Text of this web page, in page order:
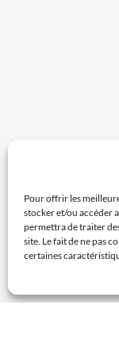
Pour offrir les
stocker et/ou accéder
permettra de traiter
site. Le fait de ne pas
certaines